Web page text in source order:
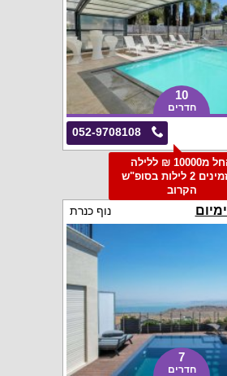
10
חדרים
052-9708108
החל מ10000 ₪ ללילה
למזמינים 2 לילות בסופ"ש
הקרוב
נוף כנרת
7
חדרים